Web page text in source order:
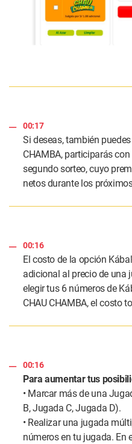
00:17
Si deseas, también
CHAMBA, participarás
segundo sorteo, cuyo
netos durante los
00:16
El costo de la opción
adicional al precio de una
elegir tus 6 números de
CHAU CHAMBA, el costo
00:16
Para aumentar tus
• Marcar más de una
B, Jugada C, Jugada D).
• Realizar una jugada
números en tu jugada. En